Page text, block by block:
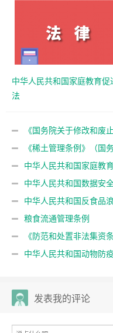
中华人民共和国家庭教育促
法
《国务院关于修改和废
797号）《稀土管理条例》（国
中华人民共和国家庭教
中华人民共和国数据安
中华人民共和国反食品
粮食流通管理条例
《防范和处置非法集资
中华人民共和国动物防
发表我的评论